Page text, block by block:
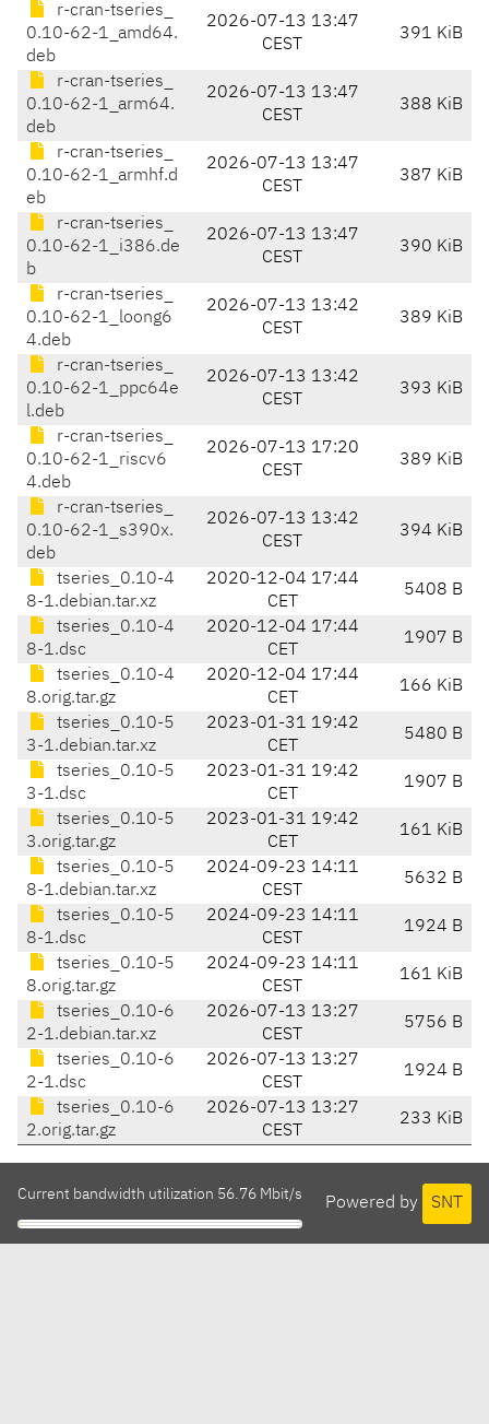
r-cran-tseries_
0.10-62-1_amd64.
deb
2026-07-13 13:47
CEST
391 KiB
r-cran-tseries_
0.10-62-1_arm64.
deb
2026-07-13 13:47
CEST
388 KiB
r-cran-tseries_
0.10-62-1_armhf.d
eb
2026-07-13 13:47
CEST
387 KiB
r-cran-tseries_
0.10-62-1_i386.de
b
2026-07-13 13:47
CEST
390 KiB
r-cran-tseries_
0.10-62-1_loong6
4.deb
2026-07-13 13:42
CEST
389 KiB
r-cran-tseries_
0.10-62-1_ppc64e
l.deb
2026-07-13 13:42
CEST
393 KiB
r-cran-tseries_
0.10-62-1_riscv6
4.deb
2026-07-13 17:20
CEST
389 KiB
r-cran-tseries_
0.10-62-1_s390x.
deb
2026-07-13 13:42
CEST
394 KiB
tseries_0.10-4
8-1.debian.tar.xz
2020-12-04 17:44
CET
5408 B
tseries_0.10-4
8-1.dsc
2020-12-04 17:44
CET
1907 B
tseries_0.10-4
8.orig.tar.gz
2020-12-04 17:44
CET
166 KiB
tseries_0.10-5
3-1.debian.tar.xz
2023-01-31 19:42
CET
5480 B
tseries_0.10-5
3-1.dsc
2023-01-31 19:42
CET
1907 B
tseries_0.10-5
3.orig.tar.gz
2023-01-31 19:42
CET
161 KiB
tseries_0.10-5
8-1.debian.tar.xz
2024-09-23 14:11
CEST
5632 B
tseries_0.10-5
8-1.dsc
2024-09-23 14:11
CEST
1924 B
tseries_0.10-5
8.orig.tar.gz
2024-09-23 14:11
CEST
161 KiB
tseries_0.10-6
2-1.debian.tar.xz
2026-07-13 13:27
CEST
5756 B
tseries_0.10-6
2-1.dsc
2026-07-13 13:27
CEST
1924 B
tseries_0.10-6
2.orig.tar.gz
2026-07-13 13:27
CEST
233 KiB
Powered by SNT
Current bandwidth utilization 56.76 Mbit/s